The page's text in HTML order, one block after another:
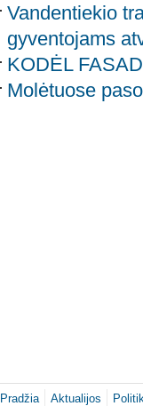
Vandentiekio
gyventojams
KODĖL
Molėtuose
Pradžia Aktualijos